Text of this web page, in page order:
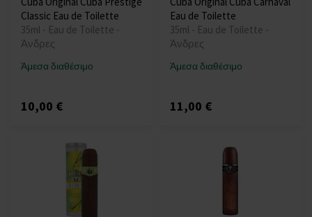
Classic Eau de Toilette
35ml - Eau de Toilette -
Άνδρες
Άμεσα διαθέσιμο
10,00 €
Eau de Toilette
35ml - Eau de Toilette -
Άνδρες
Άμεσα διαθέσιμο
11,00 €